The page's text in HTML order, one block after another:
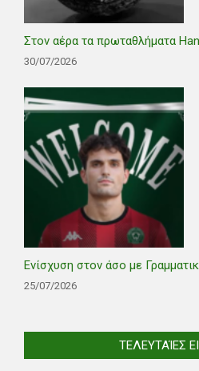
Στον αέρα τα πρωταθλήματα
30/07/2026
Ενίσχυση στον άσο με
25/07/2026
ΤΕΛΕΥΤΑΊΕΣ